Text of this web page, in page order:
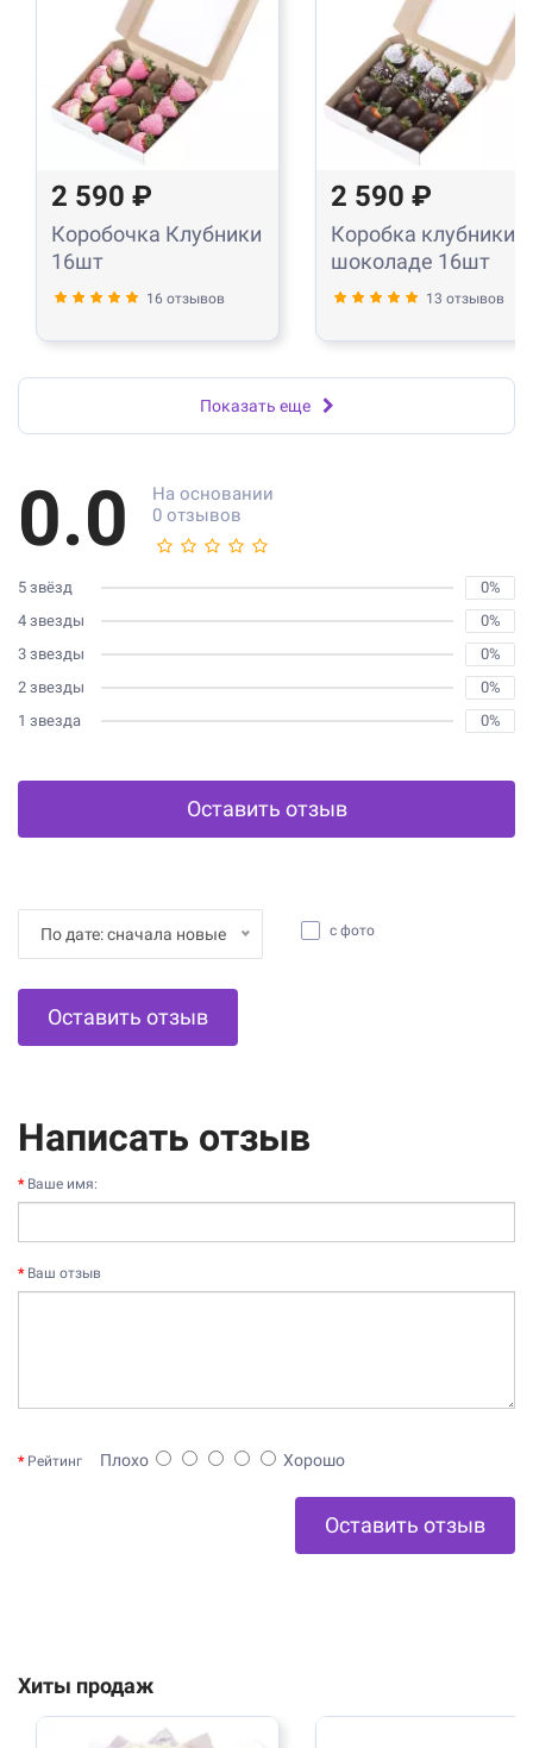
2 590 ₽
Коробочка Клубники
16шт
16 отзывов
2 590 ₽
Коробка клубники в
шоколаде 16шт
13 отзывов
Показать еще
0.0
На основании
0 отзывов
5 звёзд
0%
4 звезды
0%
3 звезды
0%
2 звезды
0%
1 звезда
0%
Оставить отзыв
По дате: сначала новые с фото
Оставить отзыв
Написать отзыв
Ваше имя:
Ваш отзыв
Рейтинг Плохо Хорошо
Оставить отзыв
Хиты продаж